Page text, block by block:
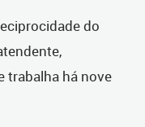
do
trabalha há nove